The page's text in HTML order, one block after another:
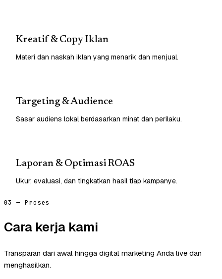
Kreatif & Copy Iklan
Materi dan naskah iklan yang menarik dan menjual.
Targeting & Audience
Sasar audiens lokal berdasarkan minat dan perilaku.
Laporan & Optimasi ROAS
Ukur, evaluasi, dan tingkatkan hasil tiap kampanye.
03 — Proses
Cara kerja kami
Transparan dari awal hingga digital marketing Anda live dan
menghasilkan.